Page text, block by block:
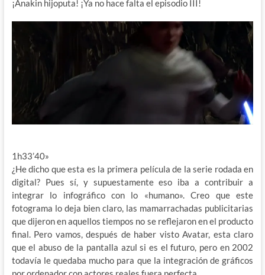
¡Anakin hijoputa! ¡Ya no hace falta el episodio III!
1h33’40»
¿He dicho que esta es la primera película de la serie rodada en
digital? Pues sí, y supuestamente eso iba a contribuir a
integrar lo infográfico con lo «humano». Creo que este
fotograma lo deja bien claro, las mamarrachadas publicitarias
que dijeron en aquellos tiempos no se reflejaron en el producto
final. Pero vamos, después de haber visto Avatar, esta claro
que el abuso de la pantalla azul si es el futuro, pero en 2002
todavía le quedaba mucho para que la integración de gráficos